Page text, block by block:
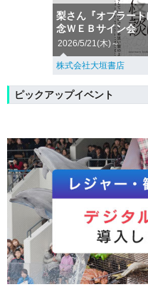
梨さん『オブラー
念ＷＥＢサイン会
2026/5/21(木)～
株式会社大垣書店
ピックアップイベント